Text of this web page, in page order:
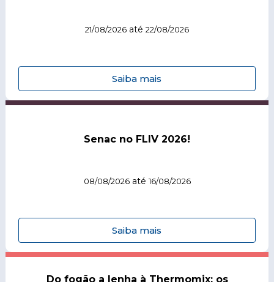
21/08/2026 até 22/08/2026
Saiba mais
Senac no FLIV 2026!
08/08/2026até16/08/2026
Saiba mais
Do fogão a lenha à Thermomix: os